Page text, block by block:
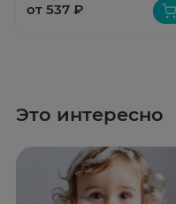
от 537 ₽
Это интересно